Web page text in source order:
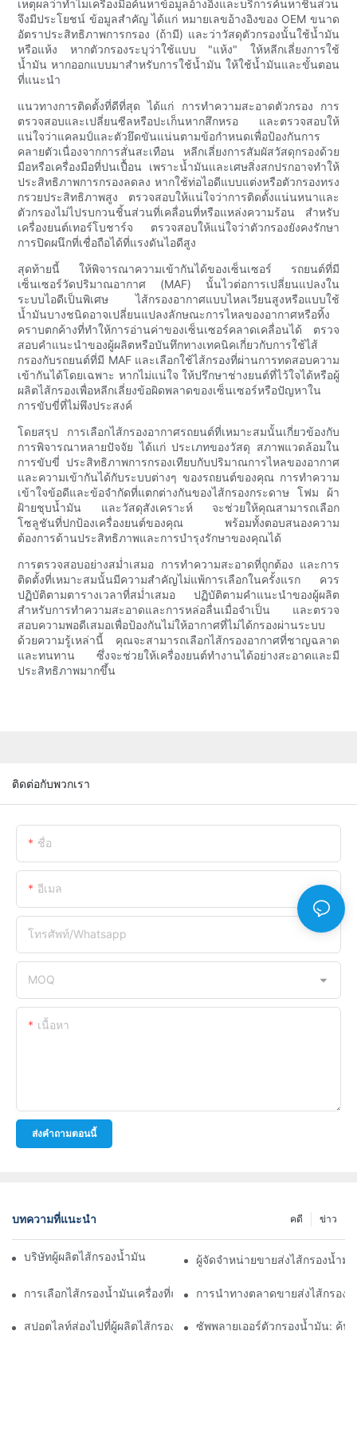
เหตุผลว่าทำไมเครื่องมือค้นหาข้อมูลอ้างอิงและบริการค้นหาชิ้นส่วน
จึงมีประโยชน์ ข้อมูลสำคัญ ได้แก่ หมายเลขอ้างอิงของ OEM ขนาด
อัตราประสิทธิภาพการกรอง (ถ้ามี) และว่าวัสดุตัวกรองนั้นใช้น้ำมัน
หรือแห้ง หากตัวกรองระบุว่าใช้แบบ "แห้ง" ให้หลีกเลี่ยงการใช้
น้ำมัน หากออกแบบมาสำหรับการใช้น้ำมัน ให้ใช้น้ำมันและขั้นตอน
ที่แนะนำ
แนวทางการติดตั้งที่ดีที่สุด ได้แก่ การทำความสะอาดตัวกรอง การ
ตรวจสอบและเปลี่ยนซีลหรือปะเก็นหากสึกหรอ และตรวจสอบให้
แน่ใจว่าแคลมป์และตัวยึดขันแน่นตามข้อกำหนดเพื่อป้องกันการ
คลายตัวเนื่องจากการสั่นสะเทือน หลีกเลี่ยงการสัมผัสวัสดุกรองด้วย
มือหรือเครื่องมือที่ปนเปื้อน เพราะน้ำมันและเศษสิ่งสกปรกอาจทำให้
ประสิทธิภาพการกรองลดลง หากใช้ท่อไอดีแบบแต่งหรือตัวกรองทรง
กรวยประสิทธิภาพสูง ตรวจสอบให้แน่ใจว่าการติดตั้งแน่นหนาและ
ตัวกรองไม่ไปรบกวนชิ้นส่วนที่เคลื่อนที่หรือแหล่งความร้อน สำหรับ
เครื่องยนต์เทอร์โบชาร์จ ตรวจสอบให้แน่ใจว่าตัวกรองยังคงรักษา
การปิดผนึกที่เชื่อถือได้ที่แรงดันไอดีสูง
สุดท้ายนี้ ให้พิจารณาความเข้ากันได้ของเซ็นเซอร์ รถยนต์ที่มี
เซ็นเซอร์วัดปริมาณอากาศ (MAF) นั้นไวต่อการเปลี่ยนแปลงใน
ระบบไอดีเป็นพิเศษ ไส้กรองอากาศแบบไหลเวียนสูงหรือแบบใช้
น้ำมันบางชนิดอาจเปลี่ยนแปลงลักษณะการไหลของอากาศหรือทิ้ง
คราบตกค้างที่ทำให้การอ่านค่าของเซ็นเซอร์คลาดเคลื่อนได้ ตรวจ
สอบคำแนะนำของผู้ผลิตหรือบันทึกทางเทคนิคเกี่ยวกับการใช้ไส้
กรองกับรถยนต์ที่มี MAF และเลือกใช้ไส้กรองที่ผ่านการทดสอบความ
เข้ากันได้โดยเฉพาะ หากไม่แน่ใจ ให้ปรึกษาช่างยนต์ที่ไว้ใจได้หรือผู้
ผลิตไส้กรองเพื่อหลีกเลี่ยงข้อผิดพลาดของเซ็นเซอร์หรือปัญหาใน
การขับขี่ที่ไม่พึงประสงค์
โดยสรุป การเลือกไส้กรองอากาศรถยนต์ที่เหมาะสมนั้นเกี่ยวข้องกับ
การพิจารณาหลายปัจจัย ได้แก่ ประเภทของวัสดุ สภาพแวดล้อมใน
การขับขี่ ประสิทธิภาพการกรองเทียบกับปริมาณการไหลของอากาศ
และความเข้ากันได้กับระบบต่างๆ ของรถยนต์ของคุณ การทำความ
เข้าใจข้อดีและข้อจำกัดที่แตกต่างกันของไส้กรองกระดาษ โฟม ผ้า
ฝ้ายชุบน้ำมัน และวัสดุสังเคราะห์ จะช่วยให้คุณสามารถเลือก
โซลูชันที่ปกป้องเครื่องยนต์ของคุณ พร้อมทั้งตอบสนองความ
ต้องการด้านประสิทธิภาพและการบำรุงรักษาของคุณได้
การตรวจสอบอย่างสม่ำเสมอ การทำความสะอาดที่ถูกต้อง และการ
ติดตั้งที่เหมาะสมนั้นมีความสำคัญไม่แพ้การเลือกในครั้งแรก ควร
ปฏิบัติตามตารางเวลาที่สม่ำเสมอ ปฏิบัติตามคำแนะนำของผู้ผลิต
สำหรับการทำความสะอาดและการหล่อลื่นเมื่อจำเป็น และตรวจ
สอบความพอดีเสมอเพื่อป้องกันไม่ให้อากาศที่ไม่ได้กรองผ่านระบบ
ด้วยความรู้เหล่านี้ คุณจะสามารถเลือกไส้กรองอากาศที่ชาญฉลาด
และทนทาน ซึ่งจะช่วยให้เครื่องยนต์ทำงานได้อย่างสะอาดและมี
ประสิทธิภาพมากขึ้น
ติดต่อกับพวกเรา
ชื่อ
อีเมล
โทรศัพท์/whatsapp
MOQ
เนื้อหา
ส่งคำถามตอนนี้
บทความที่แนะนำ ข่าว
คดี
บริษัทผู้ผลิตไส้กรองน้ำมันชั้นนำ: ภาพรวมที่ครอบคลุม
ผู้จัดจำหน่ายขายส่งไส้กรองน้ำมั
การเลือกไส้กรองน้ำมันเครื่องที่ถูกต้องสำหรับรุ่นรถของคุณ: ข้อควร
การนำทางตลาดขายส่งไส้กรอง
สปอตไลท์ส่องไปที่ผู้ผลิตไส้กรองน้ำมันชั้นนำและนวัตกรรมของพวกเ
ซัพพลายเออร์ตัวกรองน้ำมัน: ค้